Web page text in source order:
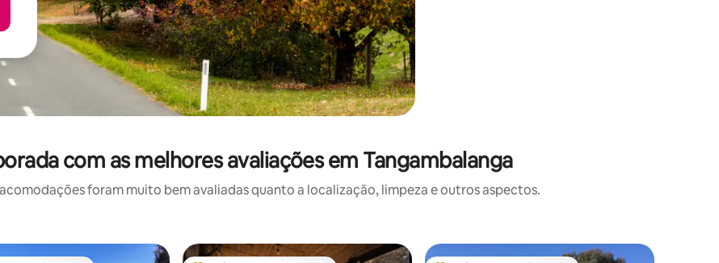
com as melhores avaliações em Tangambalanga
foram muito bem avaliadas quanto a localização, limpeza e outros aspectos.